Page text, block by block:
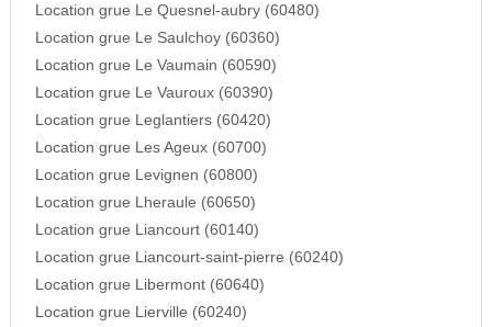
Location grue Le Quesnel-aubry (60480)
Location grue Le Saulchoy (60360)
Location grue Le Vaumain (60590)
Location grue Le Vauroux (60390)
Location grue Leglantiers (60420)
Location grue Les Ageux (60700)
Location grue Levignen (60800)
Location grue Lheraule (60650)
Location grue Liancourt (60140)
Location grue Liancourt-saint-pierre (60240)
Location grue Libermont (60640)
Location grue Lierville (60240)